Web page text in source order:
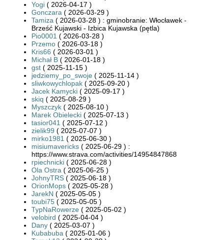
Yogi ( 2026-04-17 )
Gonczara ( 2026-03-29 )
Tamiza ( 2026-03-28 ) : gminobranie: Włocławek -
Brześć Kujawski - Izbica Kujawska (pętla)
Pio0001 ( 2026-03-28 )
Przemo ( 2026-03-18 )
Kris66 ( 2026-03-01 )
Michał B ( 2026-01-18 )
gst ( 2025-11-15 )
jedziemy_po_swoje ( 2025-11-14 )
sliwkowychlopak ( 2025-09-20 )
Jacek Kamycki ( 2025-09-17 )
skiq ( 2025-08-29 )
Myszczyk ( 2025-08-10 )
Marek Obielecki ( 2025-07-13 )
tasior041 ( 2025-07-12 )
zielik99 ( 2025-07-07 )
mirko1981 ( 2025-06-30 )
misiumavericks ( 2025-06-29 ) :
https://www.strava.com/activities/14954847868
rpiechnicki ( 2025-06-28 )
Ola Ostra ( 2025-06-25 )
JohnyTRS ( 2025-06-18 )
OrionMops ( 2025-05-28 )
JarekN ( 2025-05-05 )
toubi75 ( 2025-05-05 )
TypNaRowerze ( 2025-05-02 )
velobird ( 2025-04-04 )
Dany ( 2025-03-07 )
Kubabuba ( 2025-01-06 )